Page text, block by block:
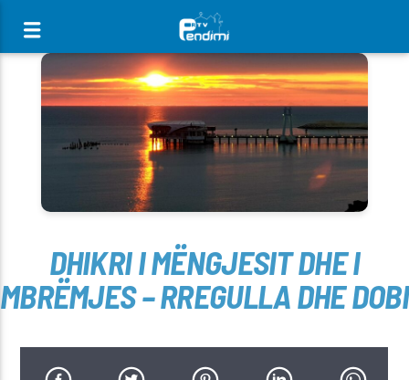
[There are no radio stations in the database]
DHIKRI I MËNGJESIT DHE I
MBRËMJES – RREGULLA DHE DOBI